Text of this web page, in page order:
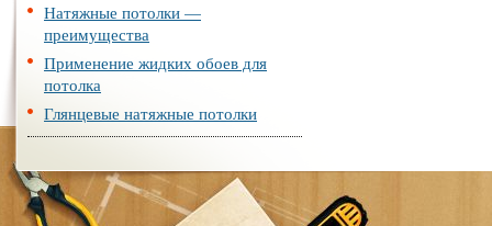
Натяжные потолки —
преимущества
Применение жидких обоев для
потолка
Глянцевые натяжные потолки